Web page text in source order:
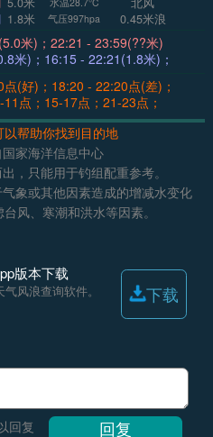
1.8米
气压997hpa
0.45米浪
16:15(5.0米)；22:21 - 23:59(??米)
米)；16:15 - 22:21(1.8米)；
(好)；18:20 - 22:20点(差)；
点；15-17点；21-23点；
帮助你找到目的地
家海洋信息中心
，只能用于钓组配重参考。
象或其他因素造成的增减水变化
风、寒潮和洪水等因素。
版本下载
风浪查询软件。 下载
回复